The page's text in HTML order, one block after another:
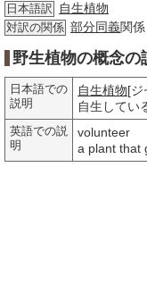
日本語訳 自生植物
対訳の関係 部分同義関係
野生植物の概念の
日本語での
説明
自生植物[ジ
自生してい
英語での説
明
volunteer
a plant that